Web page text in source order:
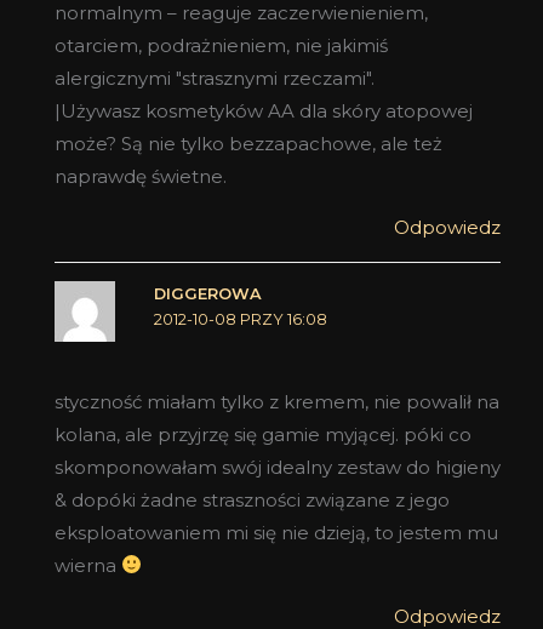
normalnym – reaguje zaczerwienieniem,
otarciem, podrażnieniem, nie jakimiś
alergicznymi "strasznymi rzeczami".
|Używasz kosmetyków AA dla skóry atopowej
może? Są nie tylko bezzapachowe, ale też
naprawdę świetne.
Odpowiedz
DIGGEROWA
2012-10-08 PRZY 16:08
styczność miałam tylko z kremem, nie powalił na
kolana, ale przyjrzę się gamie myjącej. póki co
skomponowałam swój idealny zestaw do higieny
& dopóki żadne straszności związane z jego
eksploatowaniem mi się nie dzieją, to jestem mu
wierna
Odpowiedz